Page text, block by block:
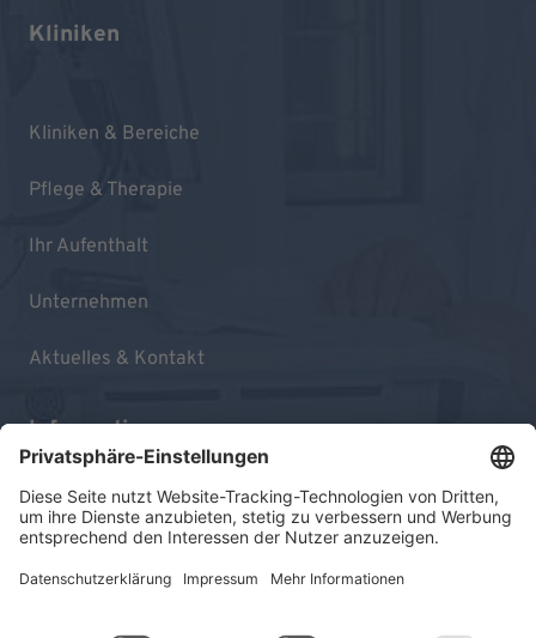
Kliniken
Kliniken & Bereiche
Pflege & Therapie
Ihr Aufenthalt
Unternehmen
Aktuelles & Kontakt
Informationen
Impressum
Datenschutz